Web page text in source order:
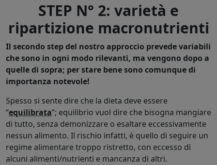
STEP N° 2: varietà e
ripartizione macronutrienti
Il secondo step del nostro approccio prevede variabili
che sono in ogni modo rilevanti, ma vengono dopo a
quelle di sopra; per stare bene sono comunque di
importanza notevole!
Spesso si sente dire che la dieta deve essere
“equilibrata”; equilibrio vuol dire che bisogna mangiare
di tutto, senza demonizzare o esaltare eccessivamente
nessun alimento. Il rischio infatti, è quello di seguire un
regime alimentare troppo ristretto, con eccesso di
alcuni alimenti/nutrienti e mancanza di altri.